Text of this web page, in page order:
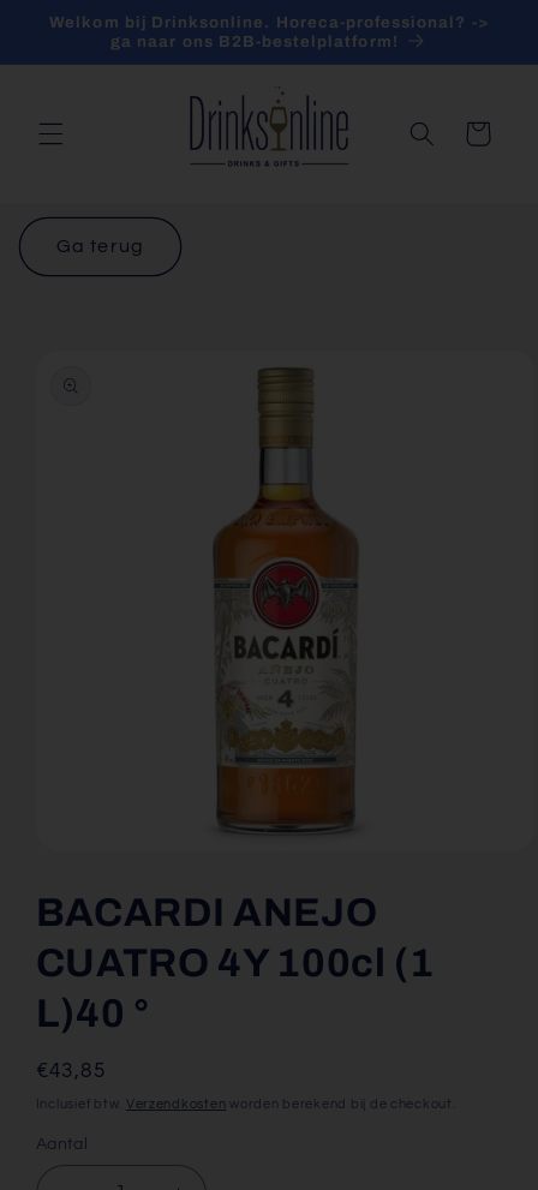
naar de
content
Welkom bij Drinksonline. Horeca-professional? ->
ga naar ons B2B-bestelplatform!
Winkelwagen
Ga terug
openen
in
modaal
BACARDI ANEJO
CUATRO 4Y 100cl (1
L)40 °
Normale
prijs
€43,85
Inclusief btw. Verzendkosten worden berekend bij de checkout.
Aantal